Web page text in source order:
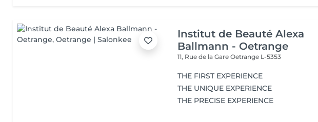
Institut de Beauté Alexa
Ballmann - Oetrange
11, Rue de la GareOetrange L-5353
THE FIRST EXPERIENCE
THE UNIQUE EXPERIENCE
THE PRECISE EXPERIENCE